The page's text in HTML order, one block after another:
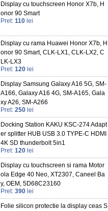
Display cu touchscreen Honor X7b, H
onor 90 Smart
Pret: 110 lei
Display cu rama Huawei Honor X7b, H
onor 90 Smart, CLK-LX1, CLK-LX2, C
LK-LX3
Pret: 120 lei
Display Samsung Galaxy A16 5G, SM-
A166, Galaxy A16 4G, SM-A165, Gala
xy A26, SM-A266
Pret: 250 lei
Docking Station KAKU KSC-274 Adapt
er splitter HUB USB 3.0 TYPE-C HDMI
4K SD thunderbolt 5in1
Pret: 120 lei
Display cu touchscreen si rama Motor
ola Edge 40 Neo, XT2307, Caneel Ba
y, OEM, 5D68C23160
Pret: 390 lei
Folie silicon protectie la display ceas S